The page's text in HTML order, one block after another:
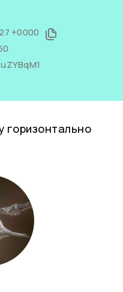
+0000
горизонтально